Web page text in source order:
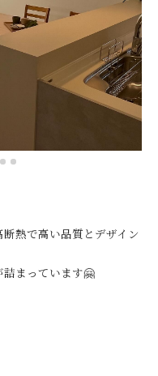
熱で高い品質とデザイン
まっています🤗